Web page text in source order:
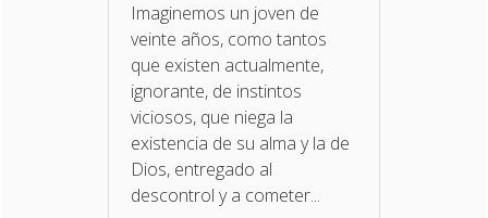
Imaginemos un joven de
veinte años, como tantos
que existen actualmente,
ignorante, de instintos
viciosos, que niega la
existencia de su alma y la de
Dios, entregado al
descontrol y a cometer...